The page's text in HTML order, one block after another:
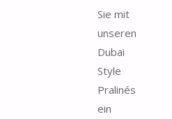
Sie mit
unseren
Dubai
Style
Pralinés
ein